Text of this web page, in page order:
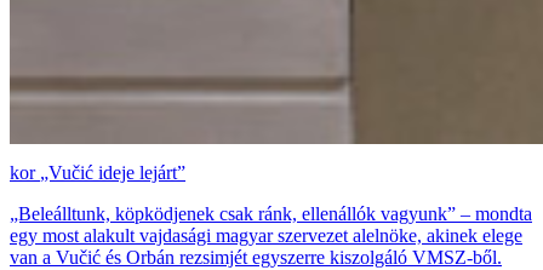
„Vučić ideje lejárt”
„Beleálltunk, köpködjenek csak ránk, ellenállók vagyunk” – mondta
egy most alakult vajdasági magyar szervezet alelnöke, akinek elege
van a Vučić és Orbán rezsimjét egyszerre kiszolgáló VMSZ-ből.